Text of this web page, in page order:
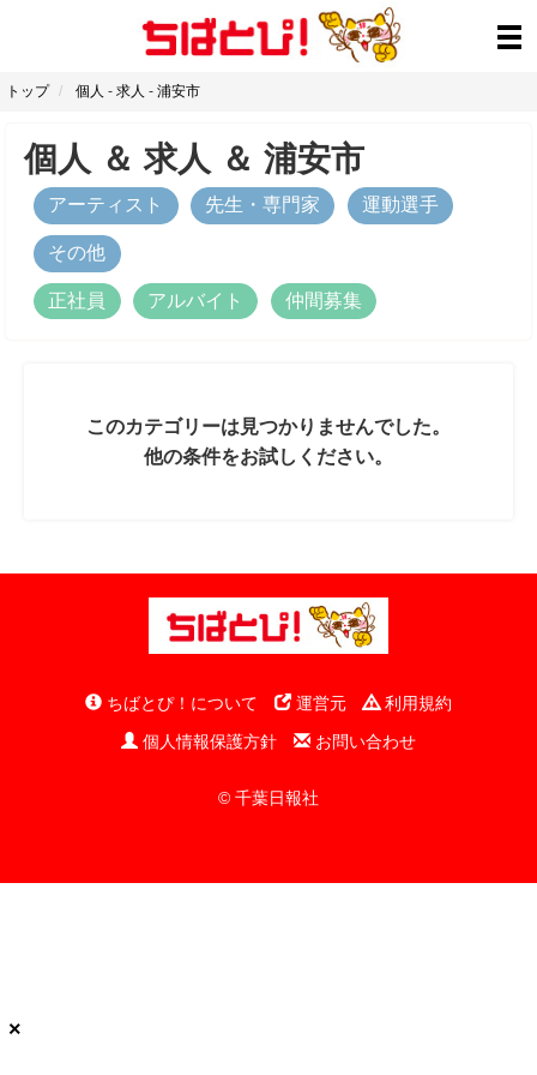
トップ 個人 - 求人 - 浦安市
個人 ＆求人 ＆ 浦安市
アーティスト 先生・専門家 運動選手
その他
正社員 アルバイト 仲間募集
このカテゴリーは見つかりませんでした。
他の条件をお試しください。
ちばとぴ！について 運営元
利用規約
個人情報保護方針
お問い合わせ
© 千葉日報社
×